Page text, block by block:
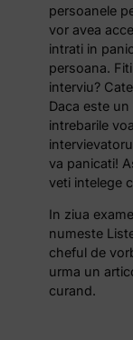
persoanele
vor avea
intrati in
persoana.
interviu?
Daca este
intrebarile
va panicati!
veti intelege
In ziua
numeste
cheful de
urma un
curand.